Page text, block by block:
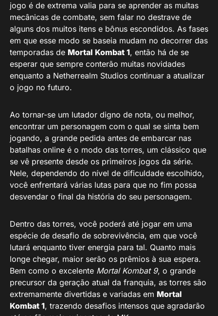
jogo é de extrema valia para se aprender as muitas
mecânicas de combate, sem falar no destrave de
alguns dos muitos itens e bônus escondidos. As fases
em que esse modo se baseia mudam no decorrer das
temporadas de Mortal Kombat 1, então há de se
esperar que sempre conterão muitas novidades
enquanto a Netherrealm Studios continuar a atualizar
o jogo no futuro.
Ao tornar-se um lutador digno de nota, ou melhor,
encontrar um personagem com o qual se sinta bem
jogando, a grande pedida antes de embarcar nas
batalhas online é o modo das torres, um clássico que
se vê presente desde os primeiros jogos da série.
Nele, dependendo do nível de dificuldade escolhido,
você enfrentará várias lutas para que no fim possa
desvendar o final da história do seu personagem.
Dentro das torres, você poderá até jogar em uma
espécie de desafio de sobrevivência, em que você
lutará enquanto tiver energia para tal. Quanto mais
longe chegar, maior serão os prêmios à sua espera.
Bem como o excelente Mortal Kombat 9, o grande
precursor da geração atual da franquia, as torres são
extremamente divertidas e variadas em Mortal
Kombat 1, trazendo desafios intensos que agradarão